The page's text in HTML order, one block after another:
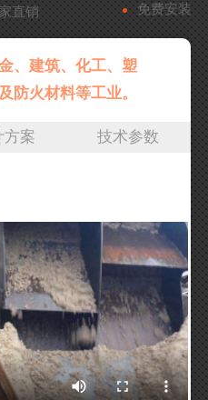
直销 免费安装
、建筑、化工、塑
防火材料等工业。
方案 技术参数